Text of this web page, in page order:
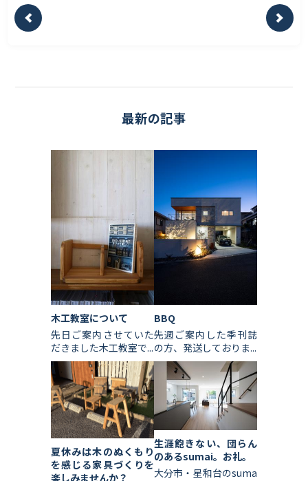
最新の記事
木工教室について
先日ご案内させていた
だきました木工教室で...
BBQ
先週ご案内した季刊誌
の方、発送しておりま...
夏休みは木のぬくもり
を感じる家具づくりを
楽しみませんか？
生涯飽きない、団らん
のあるsumai。お礼。
大分市・星和台のsuma